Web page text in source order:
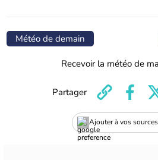
Météo de demain
Recevoir la météo de
Ajouter à vos
Partager